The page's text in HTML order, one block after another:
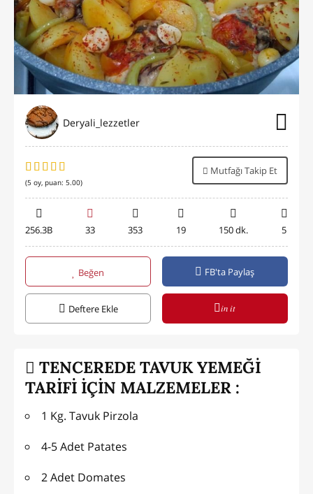
Deryali_lezzetler
(5 oy, puan: 5.00)
Mutfağı Takip Et
256.3B 33 353 19 150 dk. 5
Beğen FB'ta Paylaş
Deftere Ekle in it
TENCEREDE TAVUK YEMEĞİ
TARİFİ İÇİN MALZEMELER :
1 Kg. Tavuk Pirzola
4-5 Adet Patates
2 Adet Domates